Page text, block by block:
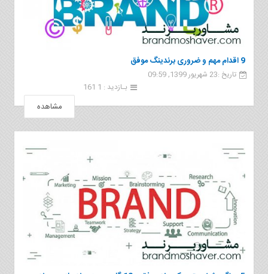
9 اقدام مهم و ضروری برندینگ موفق
تاریخ :23 شهریور 1399, 09:59
بـازدید : 1 161
مشاهده